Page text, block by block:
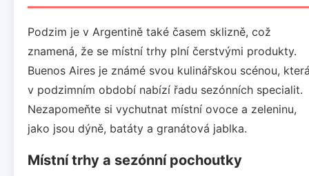
Podzim je v Argentině také časem sklizně, což
znamená, že se místní trhy plní čerstvými produkty.
Buenos Aires je známé svou kulinářskou scénou,
v podzimním období nabízí řadu sezónních specialit.
Nezapomeňte si vychutnat místní ovoce a zeleninu,
jako jsou dýně, batáty a granátová jablka.
Místní trhy a sezónní pochoutky